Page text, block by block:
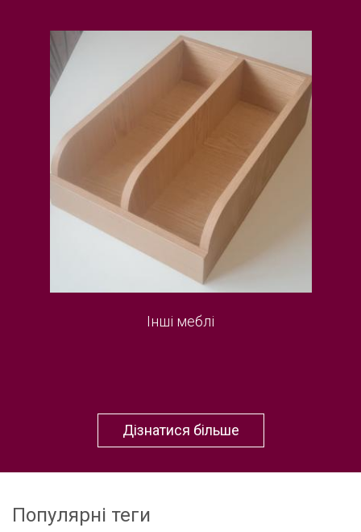
Інші меблі
Дізнатися більше
Популярні теги